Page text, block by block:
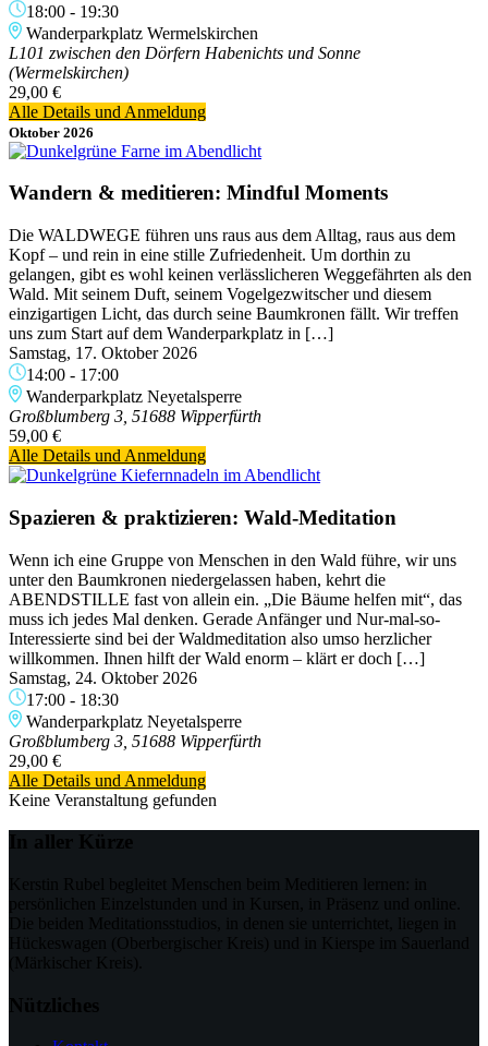
18:00 - 19:30
Wanderparkplatz Wermelskirchen
L101 zwischen den Dörfern Habenichts und Sonne
(Wermelskirchen)
29,00 €
Alle Details und Anmeldung
Oktober 2026
Wandern & meditieren: Mindful Moments
Die WALDWEGE führen uns raus aus dem Alltag, raus aus dem
Kopf – und rein in eine stille Zufriedenheit. Um dorthin zu
gelangen, gibt es wohl keinen verlässlicheren Weggefährten als den
Wald. Mit seinem Duft, seinem Vogelgezwitscher und diesem
einzigartigen Licht, das durch seine Baumkronen fällt. Wir treffen
uns zum Start auf dem Wanderparkplatz in […]
Samstag, 17. Oktober 2026
14:00 - 17:00
Wanderparkplatz Neyetalsperre
Großblumberg 3, 51688 Wipperfürth
59,00 €
Alle Details und Anmeldung
Spazieren & praktizieren: Wald-Meditation
Wenn ich eine Gruppe von Menschen in den Wald führe, wir uns
unter den Baumkronen niedergelassen haben, kehrt die
ABENDSTILLE fast von allein ein. „Die Bäume helfen mit“, das
muss ich jedes Mal denken. Gerade Anfänger und Nur-mal-so-
Interessierte sind bei der Waldmeditation also umso herzlicher
willkommen. Ihnen hilft der Wald enorm – klärt er doch […]
Samstag, 24. Oktober 2026
17:00 - 18:30
Wanderparkplatz Neyetalsperre
Großblumberg 3, 51688 Wipperfürth
29,00 €
Alle Details und Anmeldung
Keine Veranstaltung gefunden
In aller Kürze
Kerstin Rubel begleitet Menschen beim Meditieren lernen: in
persönlichen Einzelstunden und in Kursen, in Präsenz und online.
Die beiden Meditationsstudios, in denen sie unterrichtet, liegen in
Hückeswagen (Oberbergischer Kreis) und in Kierspe im Sauerland
(Märkischer Kreis).
Nützliches